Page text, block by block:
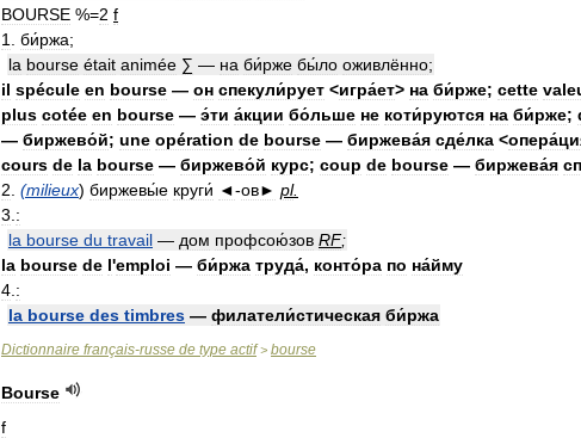
BOURSE %=2 f
1
би́ржа;
la bourse était animée ∑ — на би́рже бы́ло оживлённо;
il spécule en bourse — он спекули́рует <игра́ет> на би́рже; cette
plus cotée en bourse — э́ти а́кции бо́льше не коти́руются на би́рже;
— биржево́й; une opération de bourse — биржева́я сде́лка <
cours de la bourse — биржево́й курс; coup de bourse — биржева́я
2 (milieux) биржевы́е круги́ ◄-ов► pl.
3 :
la bourse du travail — дом профсою́зов RF;
la bourse de l'emploi — би́ржа труда́, конто́ра по на́йму
4 :
la bourse des timbres — филатели́стическая би́ржа
Dictionnaire français-russe de type actif> bourse
Bourse
f